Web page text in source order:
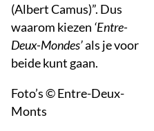
(Albert Camus)”. Dus
waarom kiezen ‘Entre-
Deux-Mondes’als je voor
beide kunt gaan.
Foto’s © Entre-Deux-
Monts